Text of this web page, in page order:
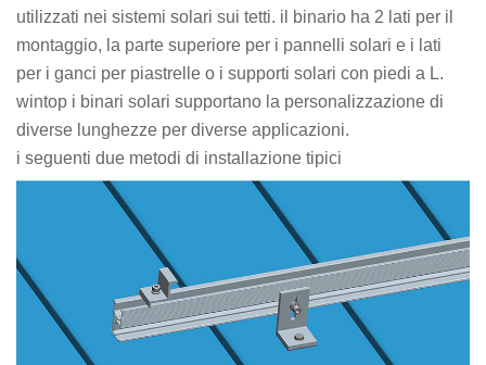
utilizzati nei sistemi solari sui tetti. il binario ha 2 lati per il
montaggio, la parte superiore per i pannelli solari e i lati
per i ganci per piastrelle o i supporti solari con piedi a L.
wintop i binari solari supportano la personalizzazione di
diverse lunghezze per diverse applicazioni.
i seguenti due metodi di installazione tipici